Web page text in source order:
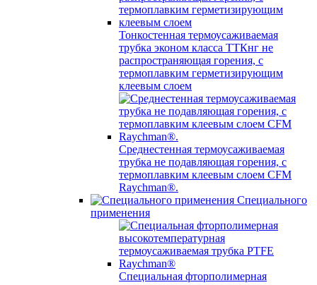
Тонкостенная термоусаживаемая
трубка эконом класса ТТКнг не
распространяющая горения, с
термоплавким герметизирующим
клеевым слоем
Среднестенная термоусаживаемая
трубка не подавляющая горения, с
термоплавким клеевым слоем CFM
Raychman®.
Специального
применения
Специальная фторполимерная